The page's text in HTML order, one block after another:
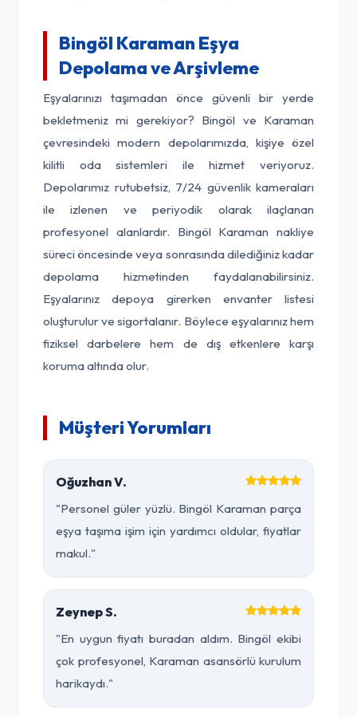
Bingöl Karaman Eşya
Depolama ve Arşivleme
Eşyalarınızı taşımadan önce güvenli bir yerde
bekletmeniz mi gerekiyor? Bingöl ve Karaman
çevresindeki modern depolarımızda, kişiye özel
kilitli oda sistemleri ile hizmet veriyoruz.
Depolarımız rutubetsiz, 7/24 güvenlik kameraları
ile izlenen ve periyodik olarak ilaçlanan
profesyonel alanlardır. Bingöl Karaman nakliye
süreci öncesinde veya sonrasında dilediğiniz kadar
depolama hizmetinden faydalanabilirsiniz.
Eşyalarınız depoya girerken envanter listesi
oluşturulur ve sigortalanır. Böylece eşyalarınız hem
fiziksel darbelere hem de dış etkenlere karşı
koruma altında olur.
Müşteri Yorumları
Oğuzhan V.
"Personel güler yüzlü. Bingöl Karaman parça
eşya taşıma işim için yardımcı oldular, fiyatlar
makul."
Zeynep S.
"En uygun fiyatı buradan aldım. Bingöl ekibi
çok profesyonel, Karaman asansörlü kurulum
harikaydı."